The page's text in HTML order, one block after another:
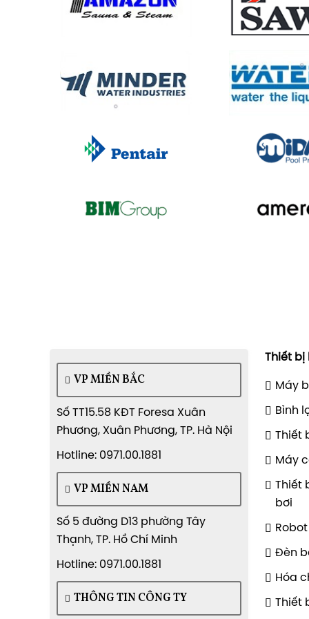
VP MIỀN BẮC
Số TT15.58 KĐT Foresa Xuân
Phương, Xuân Phương, TP. Hà Nội
Hotline: 0971.00.1881
VP MIỀN NAM
Số 5 đường D13 phường Tây
Thạnh, TP. Hồ Chí Minh
Hotline: 0971.00.1881
THÔNG TIN CÔNG TY
Thiết bị
Máy
Bình
Thiết
Máy
Thiết
bơi
Đèn
Hóa
Thiết